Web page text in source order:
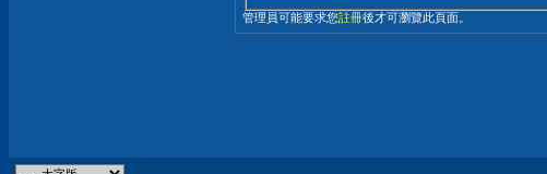
管理員可能要求您註冊後才可瀏覽此頁面。